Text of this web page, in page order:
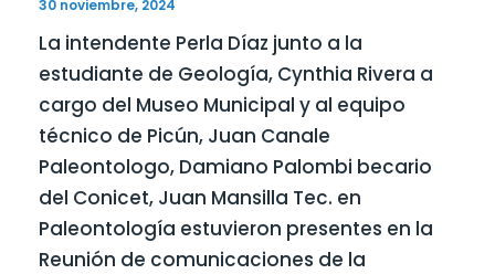
30 noviembre, 2024
La intendente Perla Díaz junto a la
estudiante de Geología, Cynthia Rivera a
cargo del Museo Municipal y al equipo
técnico de Picún, Juan Canale
Paleontologo, Damiano Palombi becario
del Conicet, Juan Mansilla Tec. en
Paleontología estuvieron presentes en la
Reunión de comunicaciones de la